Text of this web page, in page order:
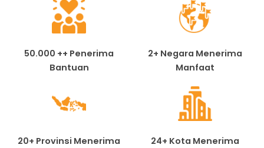
50.000 ++ Penerima
Bantuan
2+ Negara Menerima
Manfaat
20+ Provinsi Menerima
24+ Kota Menerima